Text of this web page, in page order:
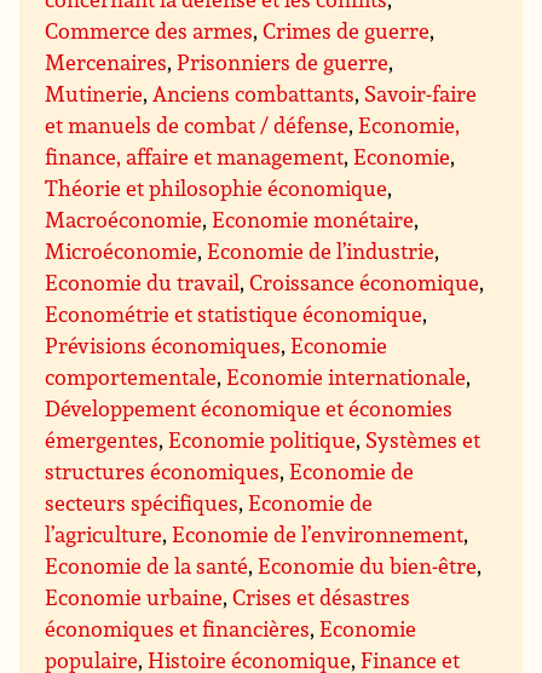
Commerce des armes,Crimes de guerre,
Mercenaires,Prisonniers de guerre,
Mutinerie,Anciens combattants, Savoir-faire
et manuels de combat / défense,Economie,
finance, affaire et management,Economie,
Théorie et philosophie économique,
Macroéconomie,Economie monétaire,
Microéconomie,Economie de l’industrie,
Economie du travail,Croissance économique,
Econométrie et statistique économique,
Prévisions économiques,Economie
comportementale,Economie internationale,
Développement économique et économies
émergentes,Economie politique, Systèmes et
structures économiques,Economie de
secteurs spécifiques,Economie de
l’agriculture,Economie de l’environnement,
Economie de la santé,Economie du bien-être,
Economie urbaine,Crises et désastres
économiques et financières,Economie
populaire,Histoire économique,Finance et